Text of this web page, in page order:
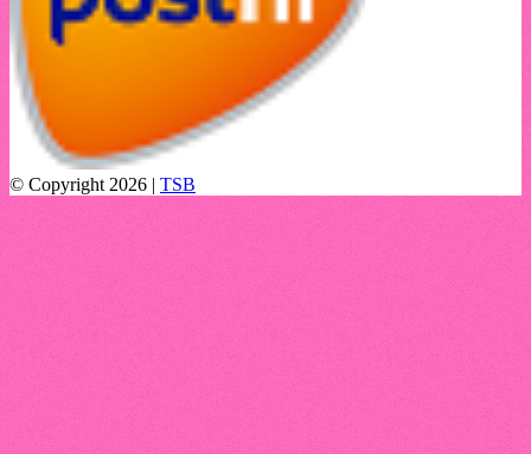
© Copyright 2026 | TSB